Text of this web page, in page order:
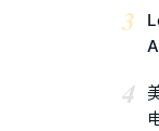
3
4